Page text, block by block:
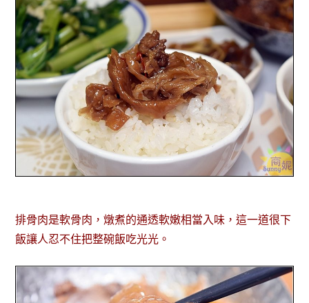
排骨肉是軟骨肉，燉煮的通透軟嫩相當入味，這一道很下
飯讓人忍不住把整碗飯吃光光。